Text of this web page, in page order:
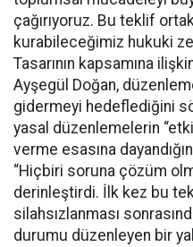
çağırıyoruz. Bu teklif
kurabileceğimiz hukuki
Tasarının kapsamına
Ayşegül Doğan,
gidermeyi hedeflediğini
yasal düzenlemelerin
verme esasına
“Hiçbiri soruna çözüm
derinleştirdi. İlk kez bu
silahsızlanması
durumu düzenleyen bir